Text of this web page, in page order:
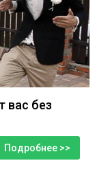
вас без
Подробнее >>